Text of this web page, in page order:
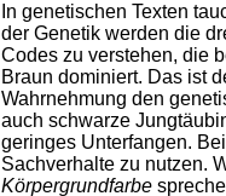
In genetischen Texten
der Genetik werden die
Codes zu verstehen, die
Braun dominiert. Das ist
Wahrnehmung den
auch schwarze
geringes Unterfangen.
Sachverhalte zu nutzen.
Körpergrundfarbe